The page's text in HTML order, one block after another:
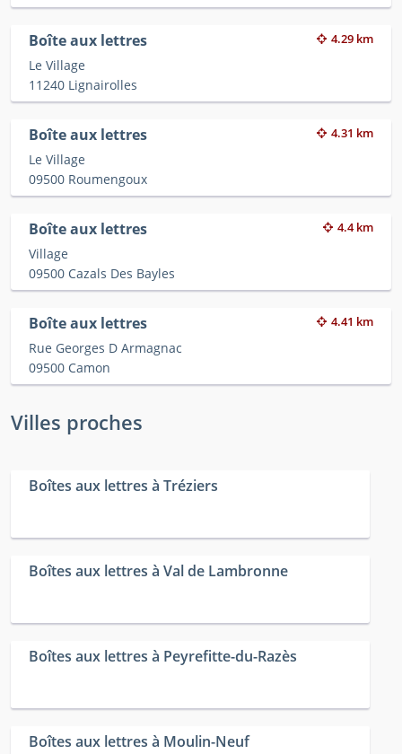
Boîte aux lettres 4.29 km
Le Village
11240 Lignairolles
Boîte aux lettres 4.31 km
Le Village
09500 Roumengoux
Boîte aux lettres 4.4 km
Village
09500 Cazals Des Bayles
Boîte aux lettres 4.41 km
Rue Georges D Armagnac
09500 Camon
Villes proches
Boîtes aux lettres à Tréziers
Boîtes aux lettres à Val de Lambronne
Boîtes aux lettres à Peyrefitte-du-Razès
Boîtes aux lettres à Moulin-Neuf